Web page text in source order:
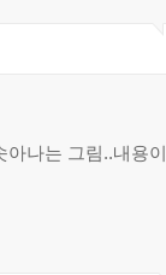
아나는 그림..내용